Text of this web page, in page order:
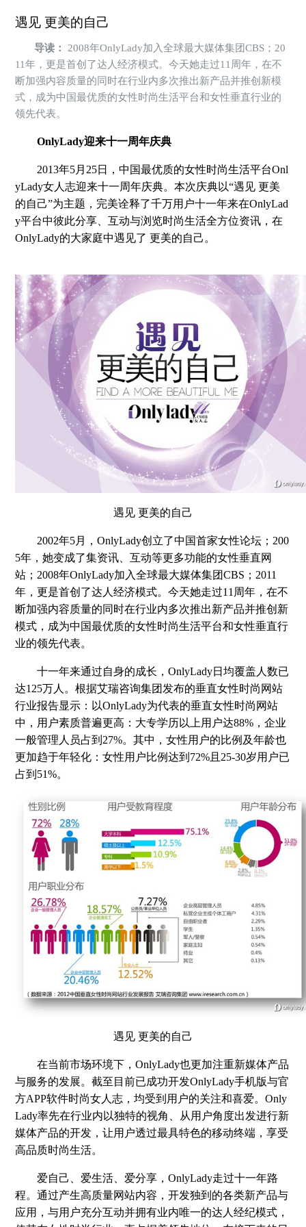
遇见 更美的自己
导读：
2008年OnlyLady加入全球最大媒体集团CBS；20
11年，更是首创了达人经济模式。今天她走过11周年，在不
断加强内容质量的同时在行业内多次推出新产品并推创新模
式，成为中国最优质的女性时尚生活平台和女性垂直行业的
领先代表。
OnlyLady迎来十一周年庆典
2013年5月25日，中国最优质的女性时尚生活平台Onl
yLady女人志迎来十一周年庆典。本次庆典以“遇见 更美
的自己”为主题，完美诠释了千万用户十一年来在OnlyLad
y平台中彼此分享、互动与浏览时尚生活全方位资讯，在
OnlyLady的大家庭中遇见了 更美的自己。
遇见 更美的自己
2002年5月，OnlyLady创立了中国首家女性论坛；200
5年，她变成了集资讯、互动等更多功能的女性垂直网
站；2008年OnlyLady加入全球最大媒体集团CBS；2011
年，更是首创了达人经济模式。今天她走过11周年，在不
断加强内容质量的同时在行业内多次推出新产品并推创新
模式，成为中国最优质的女性时尚生活平台和女性垂直行
业的领先代表。
十一年来通过自身的成长，OnlyLady日均覆盖人数已
达125万人。根据艾瑞咨询集团发布的垂直女性时尚网站
行业报告显示：以OnlyLady为代表的垂直女性时尚网站
中，用户素质普遍更高：大专学历以上用户达88%，企业
一般管理人员占到27%。其中，女性用户的比例及年龄也
更加趋于年轻化：女性用户比例达到72%且25-30岁用户已
占到51%。
遇见 更美的自己
在当前市场环境下，OnlyLady也更加注重新媒体产品
与服务的发展。截至目前已成功开发OnlyLady手机版与官
方APP软件时尚女人志，均受到用户的关注和喜爱。Only
Lady率先在行业内以独特的视角、从用户角度出发进行新
媒体产品的开发，让用户透过最具特色的移动终端，享受
高品质时尚生活。
爱自己、爱生活、爱分享，OnlyLady走过十一年路
程。通过产生高质量网站内容，开发独到的各类新产品与
应用，与用户充分互动并拥有业内唯一的达人经纪模式，